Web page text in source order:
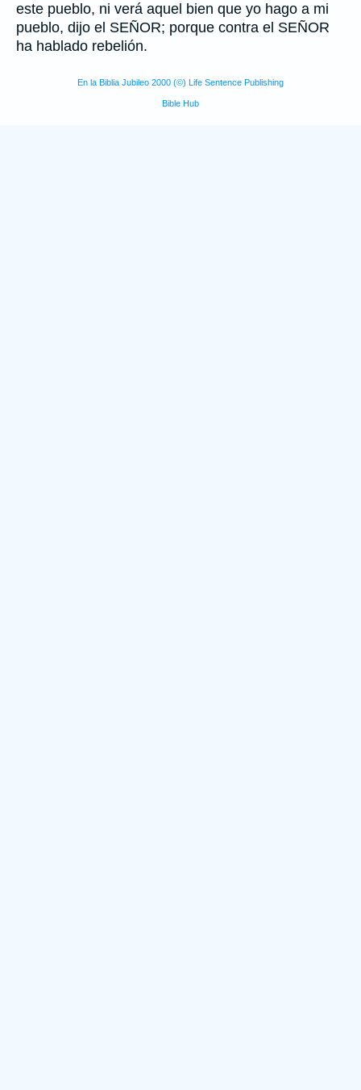
este pueblo, ni verá aquel bien que yo hago a mi
pueblo, dijo el SEÑOR; porque contra el SEÑOR
ha hablado rebelión.
En la Biblia Jubileo 2000 (©) Life Sentence Publishing
Bible Hub